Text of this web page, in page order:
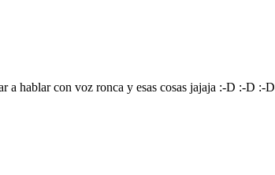
a hablar con voz ronca y esas cosas jajaja :-D :-D :-D